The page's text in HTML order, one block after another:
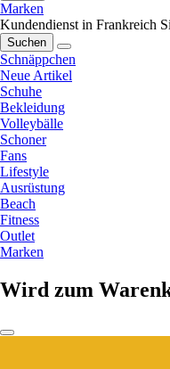
Marken
Kundendienst in Frankreich
Suchen
Schnäppchen
Neue Artikel
Schuhe
Bekleidung
Volleybälle
Schoner
Fans
Lifestyle
Ausrüstung
Beach
Fitness
Outlet
Marken
Wird zum